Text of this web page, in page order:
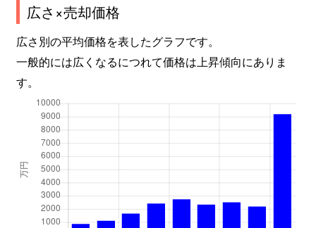
広さ×売却価格
広さ別の平均価格を表したグラフです。
一般的には広くなるにつれて価格は上昇傾向にありま
す。